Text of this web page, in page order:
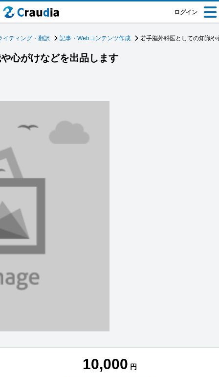
ログイン
イティング・翻訳 記事・Webコンテンツ作成 若手脳外科医としての知識
心がけなどを出品します
10,000 円